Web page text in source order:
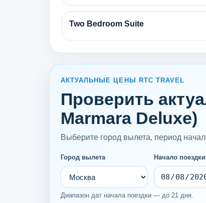
Two Bedroom Suite
АКТУАЛЬНЫЕ ЦЕНЫ RTC TRAVEL
Проверить
Marmara Deluxe)
Выберите город вылета, период
Город вылета Начало
Диапазон дат начала поездки — до 21 дня.